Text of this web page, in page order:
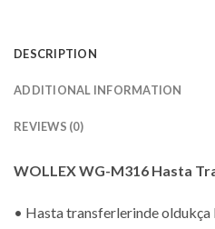
DESCRIPTION
ADDITIONAL INFORMATION
REVIEWS (0)
WOLLEX WG-M316 Hasta
• Hasta transferlerinde oldukça